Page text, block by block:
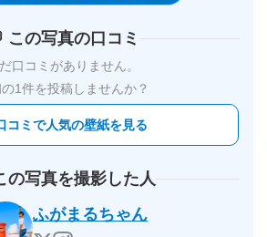
この写真の口コミ
口コミがありません。
1件を投稿しませんか？
コミで人気の壁紙を見る
の写真を撮影した人
ふがまるちゃん